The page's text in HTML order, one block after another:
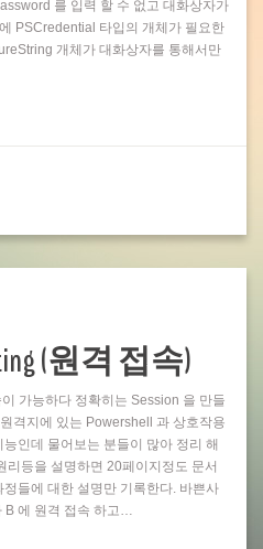
를 입력 할 수 없고 대화상자가
PSCredential 타입의 개체가 필요한
개체가 대화상자를 통해서만
(원격 접속)
가능하다 정확히는 Session 을 만들
격지에 있는 Powershell 과 상호작용
인데 물어보는 분들이 많아 정리 해
리등을 설명하면 20페이지정도 문서
들에 대한 설명만 기록한다. 바쁜사
B 에 원격 접속 하고…